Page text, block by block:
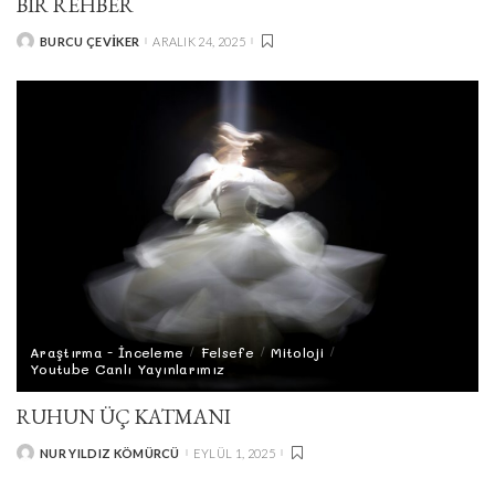
POSTED
BURCU ÇEVIKER ARALIK 24, 2025
Araştırma - İnceleme Felsefe
Mitoloji
Youtube Canlı Yayınlarımız
RUHUN ÜÇ KATMANI
POSTEDNUR YILDIZ KÖMÜRCÜ EYLÜL 1, 2025